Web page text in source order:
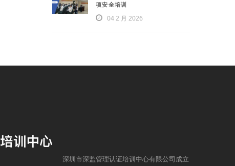
项安全培训
04 2 月 2026
深圳市深监管理认证培训中心有限公司成立